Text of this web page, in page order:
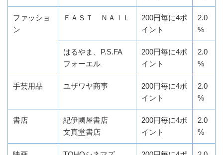
ファッショ
ン
ＦＡＳＴ ＮＡＩＬ
200円毎に4ポ
イント
2.0
%
はるやま、P.S.FA
フォーエル
200円毎に4ポ
イント
2.0
%
手芸用品 ユザワヤ商事
200円毎に4ポ
イント
2.0
%
書店
紀伊國屋書店
文真堂書店
200円毎に4ポ
イント
2.0
%